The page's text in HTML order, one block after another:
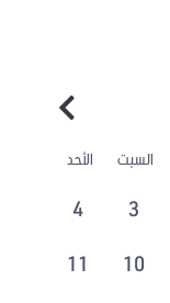
السبت الأحد
3
4
10
11